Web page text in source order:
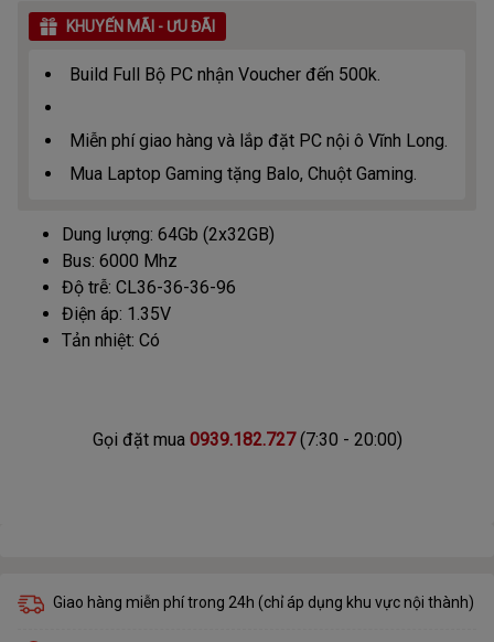
KHUYẾN MÃI - ƯU ĐÃI
Build Full Bộ PC nhận Voucher đến 500k.
Miễn phí giao hàng và lắp đặt PC nội ô Vĩnh Long.
Mua Laptop Gaming tặng Balo, Chuột Gaming.
Dung lượng: 64Gb (2x32GB)
Bus: 6000 Mhz
Độ trễ: CL36-36-36-96
Điện áp: 1.35V
Tản nhiệt: Có
Gọi đặt mua 0939.182.727(7:30 - 20:00)
Giao hàng miễn phí trong 24h (chỉ áp dụng khu vực nội thành)